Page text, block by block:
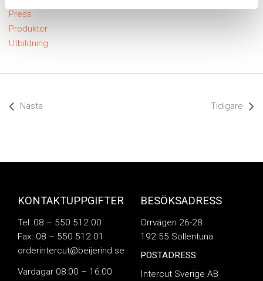
Press
Produkter
Utbildning
Nästa Tidigare
KONTAKTUPPGIFTER
Tel: 08 – 550 512 00
Fax: 08 – 550 512 01
orderintercut@beijerind.se
Vardagar 08:00 – 16:00
BESÖKSADRESS
Orrvägen 26-28
192 55 Sollentuna
POSTADRESS:
Intercut Sverige AB